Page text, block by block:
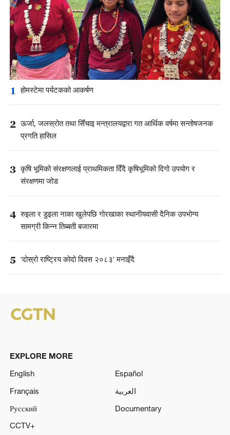
1 होमस्टेमा पर्यटकको आकर्षण
2 ऊर्जा, जलस्रोत तथा सिँचाइ मन्त्रालयद्वारा गत आर्थिक वर्षमा सन्तोषजनक
प्रगति हासिल
3 कृषि भूमिको संरक्षणलाई प्राथमिकता दिँदै कृषिभूमिको दिगो उपयोग र
संरक्षणमा जोड
4 रुइला र डुइला नाका खुलेपछि गोरखाका स्थानीयवासी दैनिक उपभोग्य
सामग्री किन्न तिब्बती बजारमा
5 ‘दोस्रो राष्ट्रिय कोदो दिवस २०८३’ मनाइँदै
EXPLORE MORE
English
Español
Français
العربية
Русский
Documentary
CCTV+